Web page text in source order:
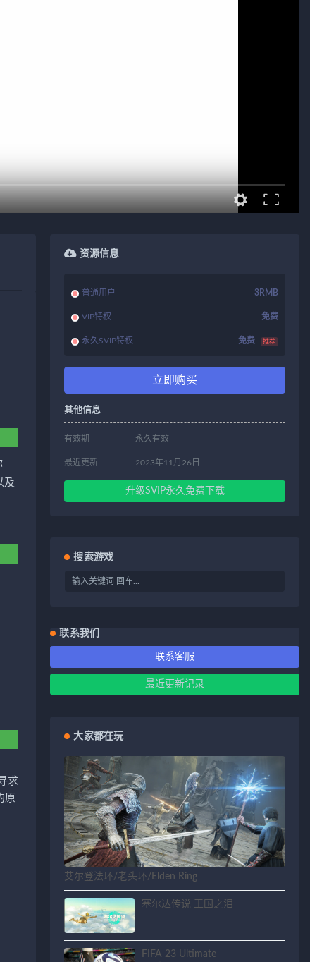
及
求
原
资源信息
普通用户 3RMB
VIP特权 免费
永久SVIP特权 免费 推荐
立即购买
其他信息
有效期 永久有效
最近更新 2023年11月26日
升级SVIP永久免费下载
搜索游戏
联系我们
联系客服
最近更新记录
大家都在玩
艾尔登法环/老头环/Elden Ring
塞尔达传说 王国之泪
FIFA 23 Ultimate